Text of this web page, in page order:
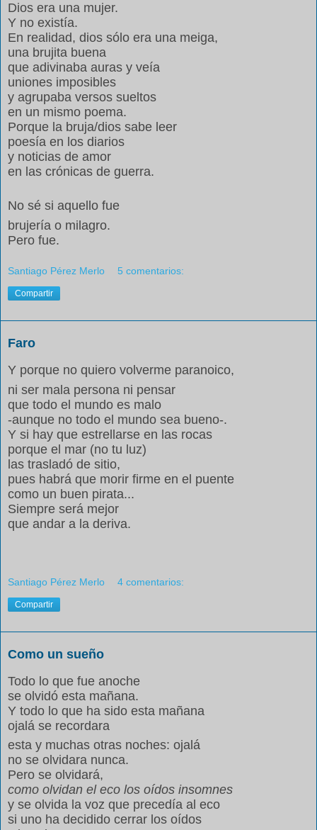
Dios era una mujer.
Y no existía.
En realidad, dios sólo era una meiga,
una brujita buena
que adivinaba auras y veía
uniones imposibles
y agrupaba versos sueltos
en un mismo poema.
Porque la bruja/dios sabe leer
poesía en los diarios
y noticias de amor
en las crónicas de guerra.
No sé si aquello fue
brujería o milagro.
Pero fue.
Santiago Pérez Merlo 5 comentarios:
Compartir
Faro
Y porque no quiero volverme paranoico,
ni ser mala persona ni pensar
que todo el mundo es malo
-aunque no todo el mundo sea bueno-.
Y si hay que estrellarse en las rocas
porque el mar (no tu luz)
las trasladó de sitio,
pues habrá que morir firme en el puente
como un buen pirata...
Siempre será mejor
que andar a la deriva.
Santiago Pérez Merlo 4 comentarios:
Compartir
Como un sueño
Todo lo que fue anoche
se olvidó esta mañana.
Y todo lo que ha sido esta mañana
ojalá se recordara
esta y muchas otras noches: ojalá
no se olvidara nunca.
Pero se olvidará,
como olvidan el eco los oídos insomnes
y se olvida la voz que precedía al eco
si uno ha decidido cerrar los oídos